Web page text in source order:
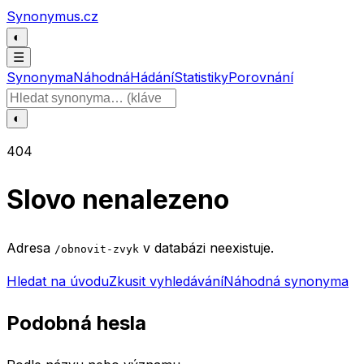
Přeskočit na obsah
Synonymus.cz
◐
☰
SynonymaNáhodnáHádáníStatistikyPorovnání
Hledat slovo
◐
404
Slovo nenalezeno
Adresa /obnovit-zvyk v databázi neexistuje.
Hledat na úvoduZkusit vyhledáváníNáhodná synonyma
Podobná hesla